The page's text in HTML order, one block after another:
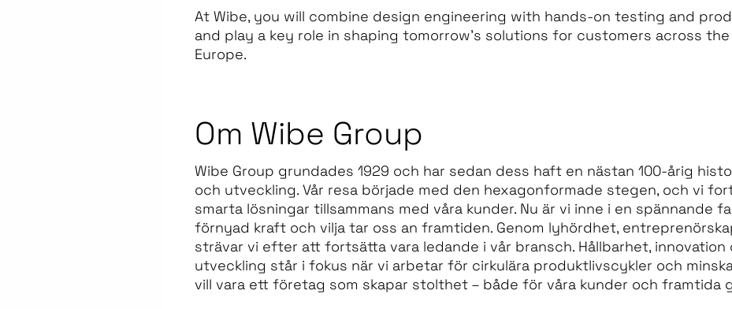
At Wibe, you will combine design engineering with hands-on testing and
and play a key role in shaping tomorrow’s solutions for customers across
Europe.
Om Wibe Group
Wibe Group grundades 1929 och har sedan dess haft en nästan 100-årig
och utveckling. Vår resa började med den hexagonformade stegen, och vi
smarta lösningar tillsammans med våra kunder. Nu är vi inne i en spännande
förnyad kraft och vilja tar oss an framtiden. Genom lyhördhet,
strävar vi efter att fortsätta vara ledande i vår bransch. Hållbarhet, innovation
utveckling står i fokus när vi arbetar för cirkulära produktlivscykler och
vill vara ett företag som skapar stolthet – både för våra kunder och framtida